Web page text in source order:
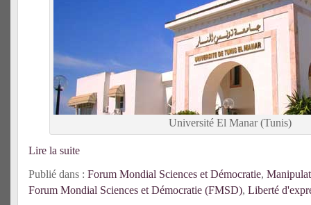
Université El Manar (Tunis)
Lire la suite
Publié dans : Forum Mondial Sciences et Démocratie,
Forum Mondial Sciences et Démocratie (FMSD), Liberté